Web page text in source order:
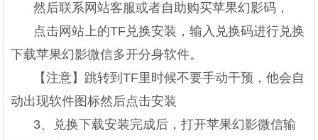
然后联系网站客服或者自助购买苹果幻影码，
点击网站上的TF兑换安装，输入兑换码进行兑换
下载苹果幻影微信多开分身软件。
【注意】跳转到TF里时候不要手动干预，他会自
动出现软件图标然后点击安装
3、兑换下载安装完成后，打开苹果幻影微信输